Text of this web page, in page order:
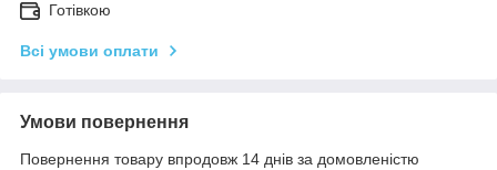
Готівкою
Всі умови оплати
Умови повернення
Повернення товару впродовж 14 днів за домовленістю